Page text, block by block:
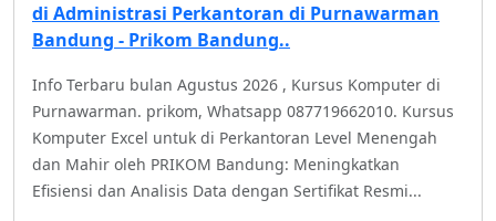
di Administrasi Perkantoran di Purnawarman
Bandung - Prikom Bandung..
Info Terbaru bulan Agustus 2026 , Kursus Komputer di
Purnawarman. prikom, Whatsapp 087719662010. Kursus
Komputer Excel untuk di Perkantoran Level Menengah
dan Mahir oleh PRIKOM Bandung: Meningkatkan
Efisiensi dan Analisis Data dengan Sertifikat Resmi...